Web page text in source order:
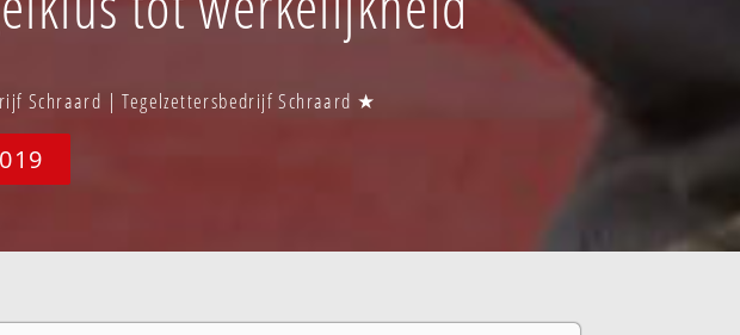
Schraard | Tegelzettersbedrijf Schraard ★